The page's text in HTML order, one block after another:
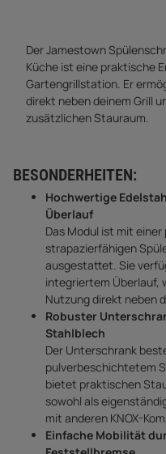
Der Jamestown
Küche ist eine praktische
Gartengrillstation. Er
direkt neben deinem Grill
zusätzlichen Stauraum.
BESONDERHEITEN:
Hochwertige
Überlauf
Das Modul ist mit
strapazierfähigen
ausgestattet. Sie
integriertem Überlauf,
Nutzung direkt neben
Robuster
Stahlblech
Der Unterschrank
pulverbeschichtetem
bietet praktischen
sowohl als
mit anderen KNOX-
Einfache Mobilität